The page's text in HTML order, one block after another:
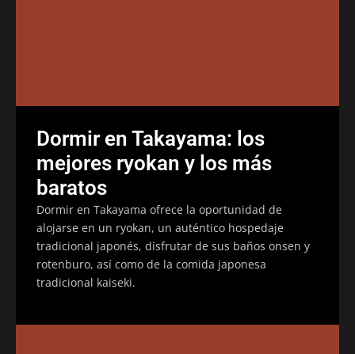
Dormir en Takayama: los
mejores ryokan y los más
baratos
Dormir en Takayama ofrece la oportunidad de
alojarse en un ryokan, un auténtico hospedaje
tradicional japonés, disfrutar de sus baños onsen y
rotenburo, así como de la comida japonesa
tradicional kaiseki.